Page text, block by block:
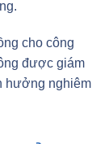
cho công
được giám
hưởng nghiêm